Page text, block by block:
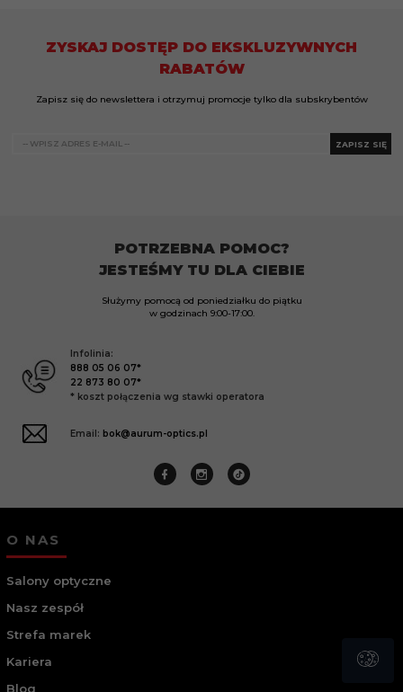
ZYSKAJ DOSTĘP DO EKSKLUZYWNYCH
RABATÓW
Zapisz się do newslettera i otrzymuj promocje tylko dla subskrybentów
ZAPISZ SIĘ
POTRZEBNA POMOC?
JESTEŚMY TU DLA CIEBIE
Służymy pomocą od poniedziałku do piątku
w godzinach 9:00-17:00.
Infolinia:
888 05 06 07*
22 873 80 07*
* koszt połączenia wg stawki operatora
Email: bok@aurum-optics.pl
O NAS
Salony optyczne
Nasz zespół
Strefa marek
Kariera
Blog